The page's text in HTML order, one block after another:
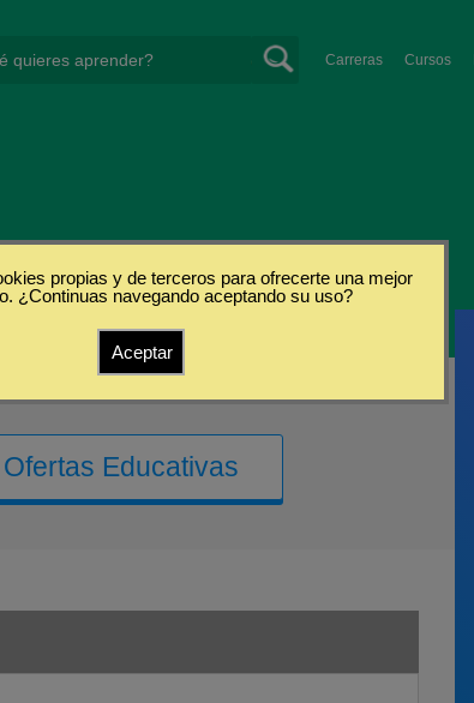
Carreras Cursos
Educativas
propias y de terceros para ofrecerte una mejor
¿Continuas navegando aceptando su uso?
Aceptar